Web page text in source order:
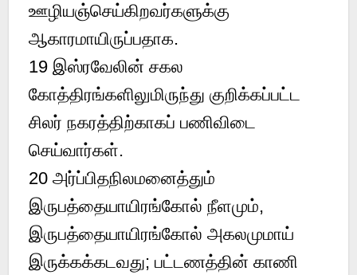
ஊழியஞ்செய்கிறவர்களுக்கு
ஆகாரமாயிருப்பதாக.
19 இஸ்ரவேலின் சகல
கோத்திரங்களிலுமிருந்து குறிக்கப்பட்ட
சிலர் நகரத்திற்காகப் பணிவிடை
செய்வார்கள்.
20 அர்ப்பிதநிலமனைத்தும்
இருபத்தையாயிரங்கோல் நீளமும்,
இருபத்தையாயிரங்கோல் அகலமுமாய்
இருக்கக்கடவது; பட்டணத்தின் காணி